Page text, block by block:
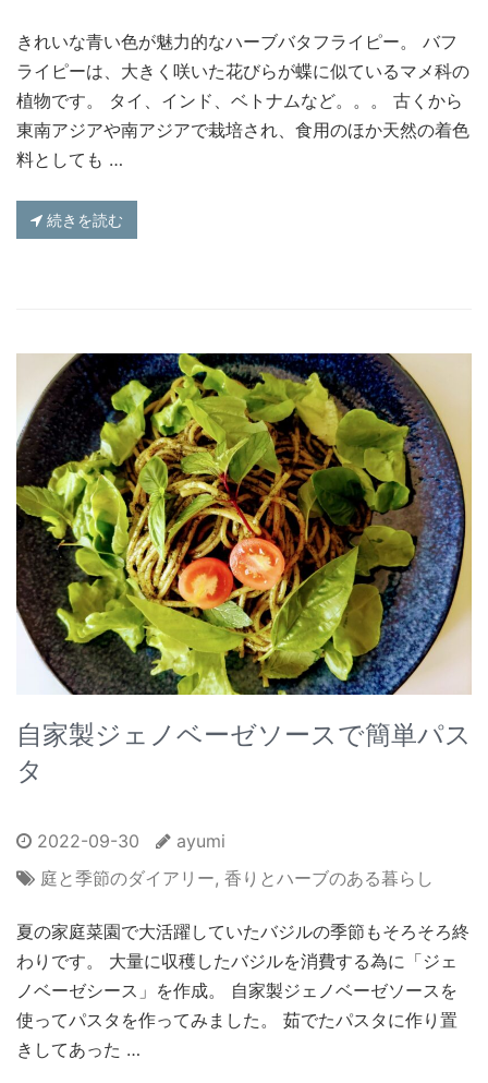
きれいな青い色が魅力的なハーブバタフライピー。 バフ
ライピーは、大きく咲いた花びらが蝶に似ているマメ科の
植物です。 タイ、インド、ベトナムなど。。。 古くから
東南アジアや南アジアで栽培され、食用のほか天然の着色
料としても …
続きを読む
自家製ジェノベーゼソースで簡単パス
タ
2022-09-30
ayumi
庭と季節のダイアリー, 香りとハーブのある暮らし
夏の家庭菜園で大活躍していたバジルの季節もそろそろ終
わりです。 大量に収穫したバジルを消費する為に「ジェ
ノベーゼシース」を作成。 自家製ジェノベーゼソースを
使ってパスタを作ってみました。 茹でたパスタに作り置
きしてあった …